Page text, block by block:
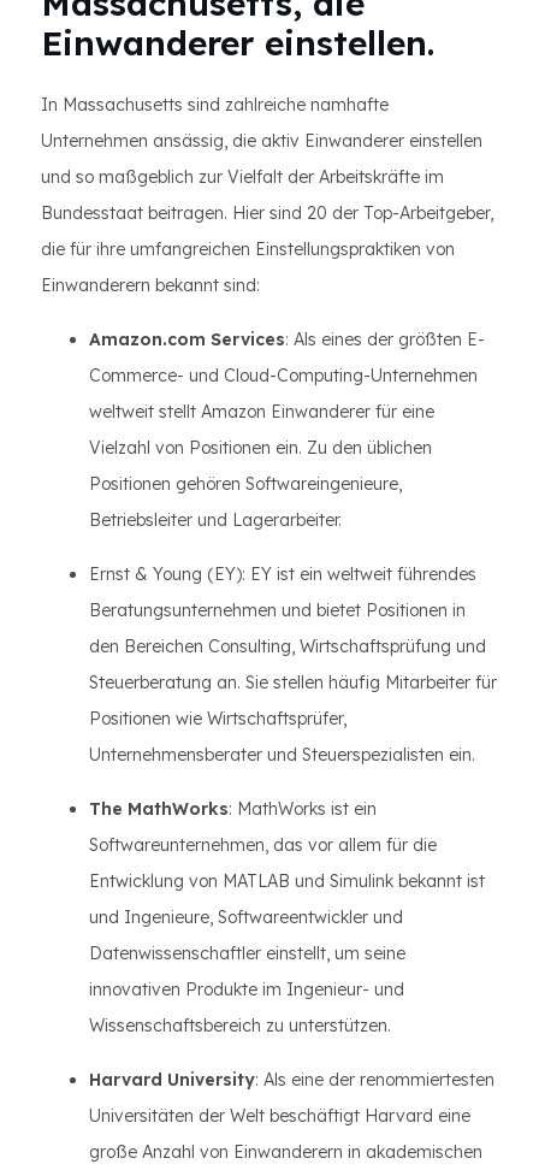
Einwanderer einstellen.
In Massachusetts sind zahlreiche namhafte
Unternehmen ansässig, die aktiv Einwanderer einstellen
und so maßgeblich zur Vielfalt der Arbeitskräfte im
Bundesstaat beitragen. Hier sind 20 der Top-Arbeitgeber,
die für ihre umfangreichen Einstellungspraktiken von
Einwanderern bekannt sind:
Amazon.com Services: Als eines der größten E-
Commerce- und Cloud-Computing-Unternehmen
weltweit stellt Amazon Einwanderer für eine
Vielzahl von Positionen ein. Zu den üblichen
Positionen gehören Softwareingenieure,
Betriebsleiter und Lagerarbeiter.
Ernst & Young (EY): EY ist ein weltweit führendes
Beratungsunternehmen und bietet Positionen in
den Bereichen Consulting, Wirtschaftsprüfung und
Steuerberatung an. Sie stellen häufig Mitarbeiter für
Positionen wie Wirtschaftsprüfer,
Unternehmensberater und Steuerspezialisten ein.
The MathWorks: MathWorks ist ein
Softwareunternehmen, das vor allem für die
Entwicklung von MATLAB und Simulink bekannt ist
und Ingenieure, Softwareentwickler und
Datenwissenschaftler einstellt, um seine
innovativen Produkte im Ingenieur- und
Wissenschaftsbereich zu unterstützen.
Harvard University: Als eine der renommiertesten
Universitäten der Welt beschäftigt Harvard eine
große Anzahl von Einwanderern in akademischen